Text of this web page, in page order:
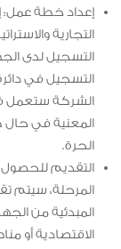
إعداد خطة عمل:
التجارية
التسجيل لدى
الشركة ستعمل
المعنية في
الحرة.
التقديم للحصول
المرحلة، سيتم
المبدئية من
الاقتصادية أو